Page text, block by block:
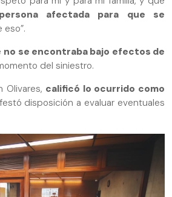
afectada para que se
eso”.
no se encontraba bajo efectos de
del siniestro.
Olivares, calificó lo ocurrido como
disposición a evaluar eventuales